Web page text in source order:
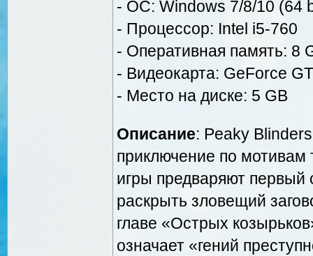
- ОС: Windows 7/8/10 (64
- Процессор: Intel i5-760
- Оперативная память: 8
- Видеокарта: GeForce
- Место на диске: 5 GB
Описание: Peaky
приключение по мотивам
игры предваряют
раскрыть зловещий
главе «Острых
означает «гений